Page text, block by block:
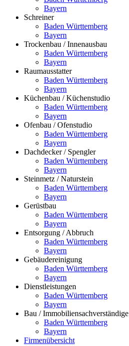
Bayern
Schreiner
Baden Württemberg
Bayern
Trockenbau / Innenausbau
Baden Württemberg
Bayern
Raumausstatter
Baden Württemberg
Bayern
Küchenbau / Küchenstudio
Baden Württemberg
Bayern
Ofenbau / Ofenstudio
Baden Württemberg
Bayern
Dachdecker / Spengler
Baden Württemberg
Bayern
Steinmetz / Naturstein
Baden Württemberg
Bayern
Gerüstbau
Baden Württemberg
Bayern
Entsorgung / Abbruch
Baden Württemberg
Bayern
Gebäudereinigung
Baden Württemberg
Bayern
Dienstleistungen
Baden Württemberg
Bayern
Bau / Immobiliensachverständige
Baden Württemberg
Bayern
Firmenübersicht